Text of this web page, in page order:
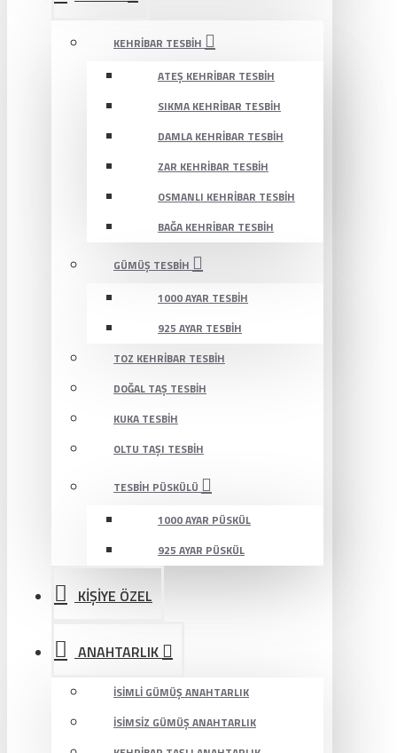
KEHRIBAR TESBIH
ATEŞ KEHRIBAR TESBIH
SIKMA KEHRIBAR TESBIH
DAMLA KEHRIBAR TESBIH
ZAR KEHRIBAR TESBIH
OSMANLI KEHRIBAR TESBIH
BAĞA KEHRIBAR TESBIH
GÜMÜŞ TESBIH
1000 AYAR TESBIH
925 AYAR TESBIH
TOZ KEHRIBAR TESBIH
DOĞAL TAŞ TESBIH
KUKA TESBIH
OLTU TAŞI TESBIH
TESBIH PÜSKÜLÜ
1000 AYAR PÜSKÜL
925 AYAR PÜSKÜL
KİŞİYE ÖZEL
ANAHTARLIK
İSIMLI GÜMÜŞ ANAHTARLIK
İSIMSIZ GÜMÜŞ ANAHTARLIK